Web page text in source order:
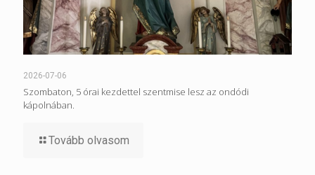
2026-07-06
Szombaton, 5 órai kezdettel szentmise lesz az ondódi
kápolnában.
Tovább olvasom